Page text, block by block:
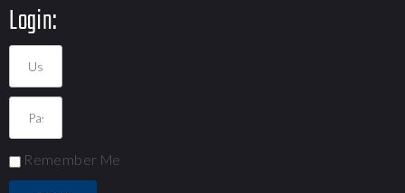
Login:
Remember Me